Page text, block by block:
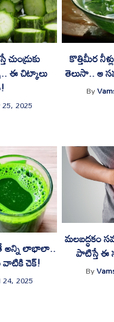
ఈ చిట్కాలు
2025
కొత్తిమీర
తెలుసా.. ఆ
By
అన్ని లాభాలా..
వాటికి చెక్!
2025
మలబద్ధకం
పాటిస్తే ఈ
By